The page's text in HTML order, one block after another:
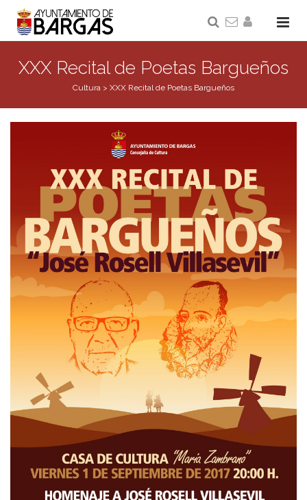
XXX Recital de Poetas Bargueños
Cultura > XXX Recital de Poetas Bargueños